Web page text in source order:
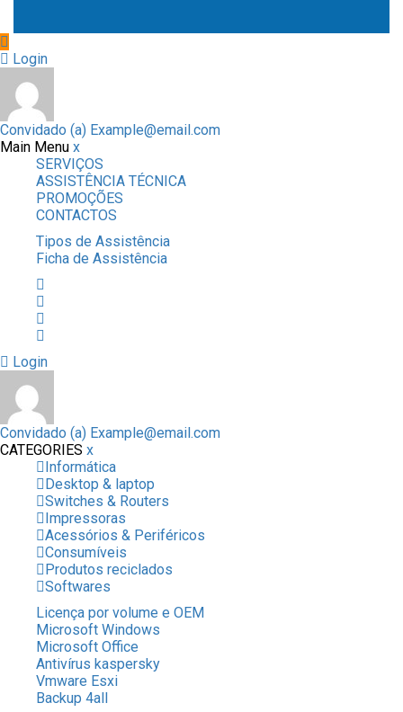
Login
Convidado (a) Example@email.com
Main Menu x
SERVIÇOS
ASSISTÊNCIA TÉCNICA
PROMOÇÕES
CONTACTOS
Tipos de Assistência
Ficha de Assistência
Login
Convidado (a) Example@email.com
CATEGORIES x
Informática
Desktop & laptop
Switches & Routers
Impressoras
Acessórios & Periféricos
Consumíveis
Produtos reciclados
Softwares
Licença por volume e OEM
Microsoft Windows
Microsoft Office
Antivírus kaspersky
Vmware Esxi
Backup 4all